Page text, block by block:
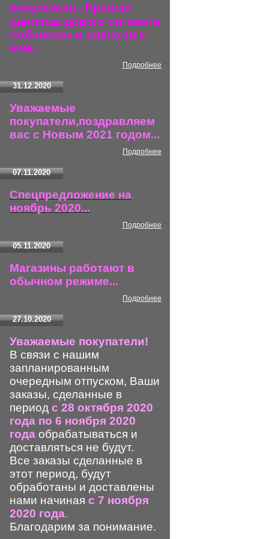
покупатели...Пришли
удилища дорого сигмента
Сабанеева и запчасти к
ним...
Подробнее
31.12.2020
Уважаемые
покупатели,поздравляем
вас с Новым 2021 годом...
Подробнее
07.11.2020
Спецпредложение на
ноябрь 2020...
Подробнее
05.11.2020
Магазины работают в
обычном режиме...
Подробнее
27.10.2020
Уважаемые покупатели!
В связи с нашим
запланированным
очередным отпуском, Ваши
заказы, сделанные в
период с 28 октября 2020
года по 6 ноября 2020
года обрабатываться и
доставляться не будут.
Все заказы сделанные в
этот период, будут
обработаны и доставлены
нами начиная с 7 ноября
2020 года.
Благодарим за понимание.